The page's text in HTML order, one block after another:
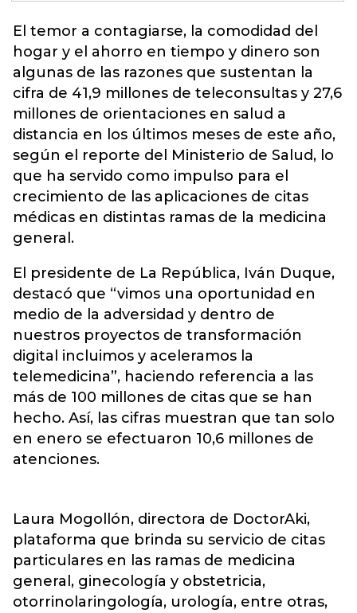
El temor a contagiarse, la comodidad del
hogar y el ahorro en tiempo y dinero son
algunas de las razones que sustentan la
cifra de 41,9 millones de teleconsultas y 27,6
millones de orientaciones en salud a
distancia en los últimos meses de este año,
según el reporte del Ministerio de Salud, lo
que ha servido como impulso para el
crecimiento de las aplicaciones de citas
médicas en distintas ramas de la medicina
general .
El presidente de La República, Iván Duque,
destacó que “vimos una oportunidad en
medio de la adversidad y dentro de
nuestros proyectos de transformación
digital incluimos y aceleramos la
telemedicina”, haciendo referencia a las
más de 100 millones de citas que se han
hecho. Así, las cifras muestran que tan solo
en enero se efectuaron 10,6 millones de
atenciones.
Laura Mogollón, directora de DoctorAki,
plataforma que brinda su servicio de citas
particulares en las ramas de medicina
general, ginecología y obstetricia,
otorrinolaringología, urología, entre otras,